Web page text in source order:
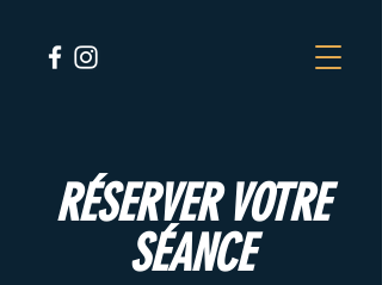
RÉSERVER VOTRE
SÉANCE